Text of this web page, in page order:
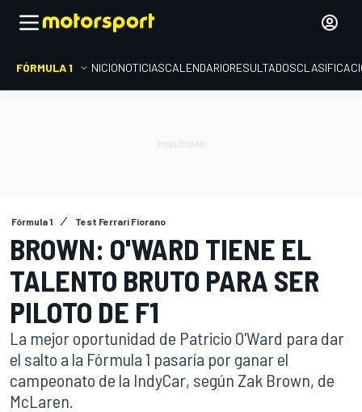
FÓRMULA 1 INICIONOTICIASCALENDARIORESULTADOS
Fórmula 1 Test Ferrari Fiorano
BROWN: O'WARD TIENE EL
TALENTO BRUTO PARA SER
PILOTO DE F1
La mejor oportunidad de Patricio O'Ward para dar
el salto a la Fórmula 1 pasaría por ganar el
campeonato de la IndyCar, según Zak Brown, de
McLaren.